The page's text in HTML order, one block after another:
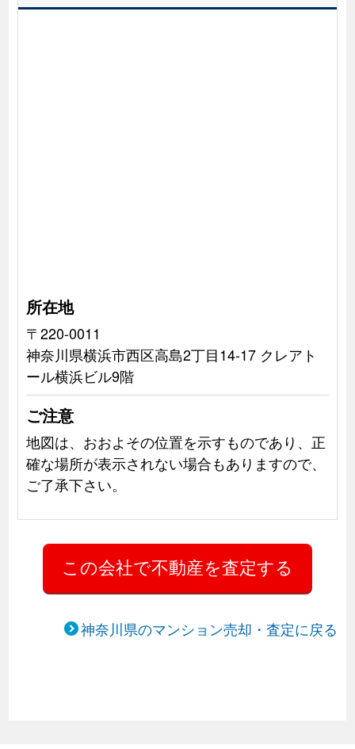
所在地
〒220-0011
神奈川県横浜市西区高島2丁目14-17 クレアト
ール横浜ビル9階
ご注意
地図は、おおよその位置を示すものであり、正
確な場所が表示されない場合もありますので、
ご了承下さい。
神奈川県のマンション売却・査定に戻る